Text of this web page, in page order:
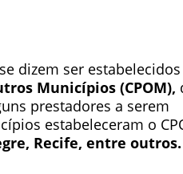
dizem ser
Municípios (CPOM),
prestadores a serem
estabeleceram o
Recife, entre outros.